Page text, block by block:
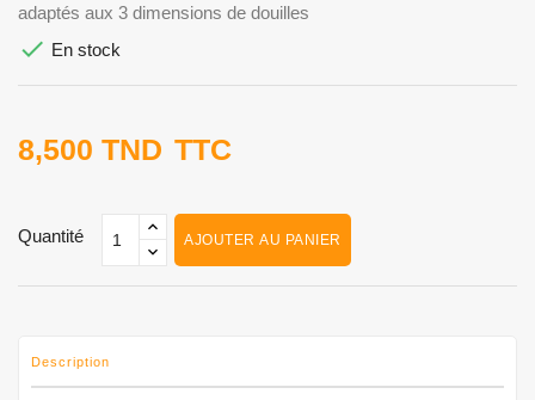
adaptés aux 3 dimensions de douilles
 En stock
8,500 TND TTC
Quantité AJOUTER AU PANIER
Description